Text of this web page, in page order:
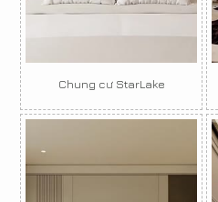
Chung cư StarLake